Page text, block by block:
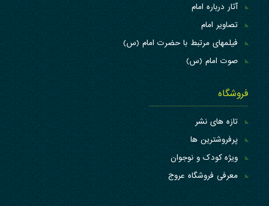
آثار درباره امام
تصاویر امام
فیلمهای مرتبط با حضرت امام (س)
صوت امام (س)
فروشگاه
تازه های نشر
پرفروشترین ها
ویژه کودک و نوجوان
معرفی فروشگاه عروج